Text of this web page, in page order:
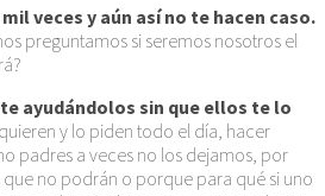
veces y aún así no te hacen caso.
preguntamos si seremos nosotros el
ayudándolos sin que ellos te lo
y lo piden todo el día, hacer
padres a veces no los dejamos, por
no podrán o porque para qué si uno